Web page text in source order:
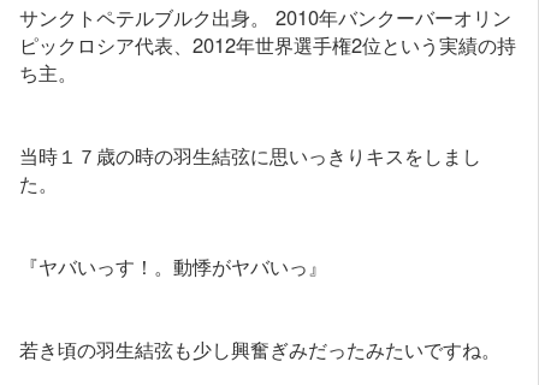
サンクトペテルブルク出身。 2010年バンクーバーオリン
ピックロシア代表、2012年世界選手権2位という実績の持
ち主。
当時１７歳の時の羽生結弦に思いっきりキスをしまし
た。
『ヤバいっす！。動悸がヤバいっ』
若き頃の羽生結弦も少し興奮ぎみだったみたいですね。